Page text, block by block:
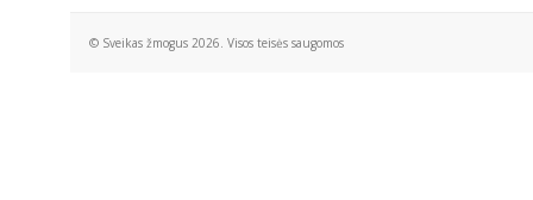
© Sveikas žmogus 2026. Visos teisės saugomos